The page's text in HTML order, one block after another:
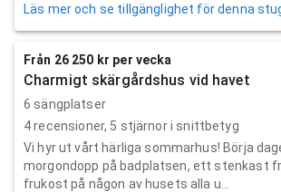
Läs mer och se tillgänglighet för denna
Från 26 250 kr per vecka
Charmigt skärgårdshus vid havet
6 sängplatser
4recensioner, 5 stjärnor i snittbetyg
Vi hyr ut vårt härliga sommarhus! Börja
morgondopp på badplatsen, ett stenkast
frukost på någon av husets alla u...